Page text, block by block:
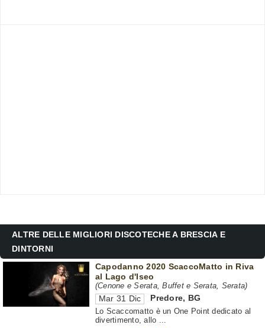
ALTRE DELLE MIGLIORI DISCOTECHE A BRESCIA E
DINTORNI
Capodanno 2020 ScaccoMatto in Riva
al Lago d'Iseo
(Cenone e Serata, Buffet e Serata, Serata)
Mar 31 Dic Predore, BG
Lo Scaccomatto è un One Point dedicato al
divertimento, allo ...